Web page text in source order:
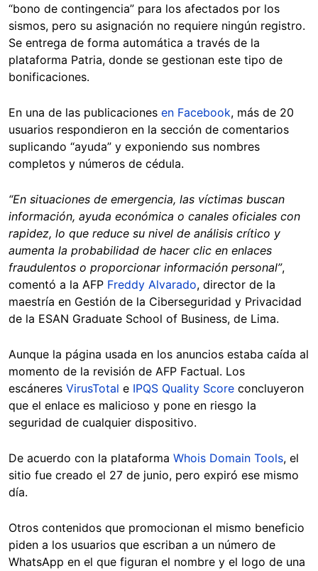
“bono de contingencia” para los afectados por los
sismos, pero su asignación no requiere ningún registro.
Se entrega de forma automática a través de la
plataforma Patria, donde se gestionan este tipo de
bonificaciones.
En una de las publicaciones en Facebook, más de 20
usuarios respondieron en la sección de comentarios
suplicando “ayuda” y exponiendo sus nombres
completos y números de cédula.
“En situaciones de emergencia, las víctimas buscan
información, ayuda económica o canales oficiales con
rapidez, lo que reduce su nivel de análisis crítico y
aumenta la probabilidad de hacer clic en enlaces
fraudulentos o proporcionar información personal”,
comentó a la AFP Freddy Alvarado, director de la
maestría en Gestión de la Ciberseguridad y Privacidad
de la ESAN Graduate School of Business, de Lima.
Aunque la página usada en los anuncios estaba caída al
momento de la revisión de AFP Factual. Los
escáneres VirusTotal e IPQS Quality Score concluyeron
que el enlace es malicioso y pone en riesgo la
seguridad de cualquier dispositivo.
De acuerdo con la plataforma Whois Domain Tools, el
sitio fue creado el 27 de junio, pero expiró ese mismo
día.
Otros contenidos que promocionan el mismo beneficio
piden a los usuarios que escriban a un número de
WhatsApp en el que figuran el nombre y el logo de una